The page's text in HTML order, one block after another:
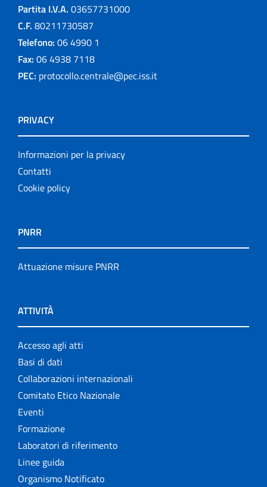
Partita I.V.A. 03657731000
C.F. 80211730587
Telefono: 06 4990 1
Fax: 06 4938 7118
PEC: protocollo.centrale@pec.iss.it
PRIVACY
Informazioni per la privacy
Contatti
Cookie policy
PNRR
Attuazione misure PNRR
ATTIVITÀ
Accesso agli atti
Basi di dati
Collaborazioni internazionali
Comitato Etico Nazionale
Eventi
Formazione
Laboratori di riferimento
Linee guida
Organismo Notificato